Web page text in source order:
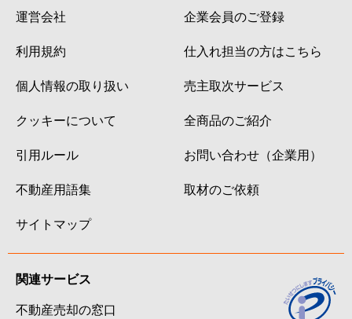
運営会社
利用規約
個人情報の取り扱い
クッキーについて
引用ルール
不動産用語集
サイトマップ
企業会員のご登録
仕入れ担当の方はこちら
売主取次サービス
全商品のご紹介
お問い合わせ（企業用）
取材のご依頼
関連サービス
不動産売却の窓口